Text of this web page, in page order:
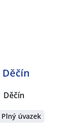
Děčín
Plný úvazek